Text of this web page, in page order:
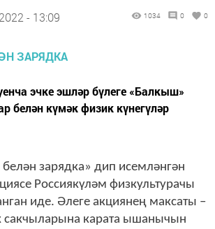
- 13:09 1034 0 0
эчке эшләр бүлеге «Балкыш»
белән күмәк физик күнегүләр
зарядка» дип исемләнгән
Россиякүләм физкультурачы
иде. Әлеге акциянең максаты –
сакчыларына карата ышанычын